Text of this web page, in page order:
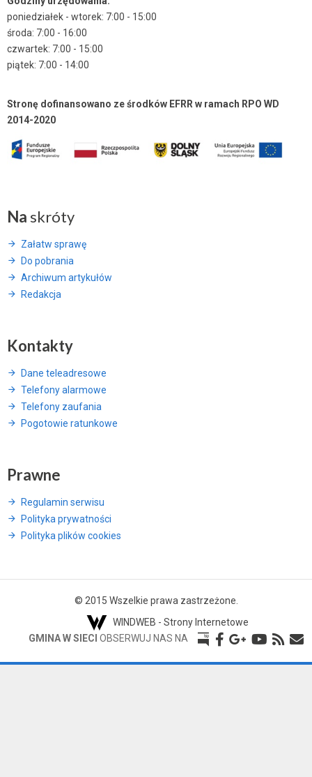
poniedziałek - wtorek: 7:00 - 15:00
środa: 7:00 - 16:00
czwartek: 7:00 - 15:00
piątek: 7:00 - 14:00
Stronę dofinansowano ze środków EFRR w ramach RPO WD
2014-2020
Na skróty
Załatw sprawę
Do pobrania
Archiwum artykułów
Redakcja
Kontakty
Dane teleadresowe
Telefony alarmowe
Telefony zaufania
Pogotowie ratunkowe
Prawne
Regulamin serwisu
Polityka prywatności
Polityka plików cookies
© 2015 Wszelkie prawa zastrzeżone.
WINDWEB - Strony Internetowe
GMINA W SIECI OBSERWUJ NAS NA